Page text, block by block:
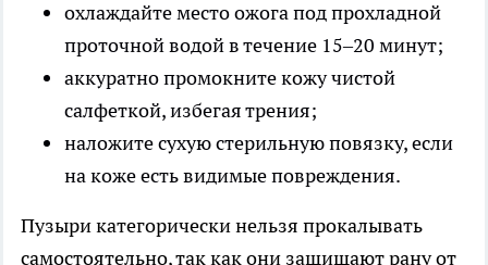
охлаждайте место ожога под прохладной
проточной водой в течение 15–20 минут;
аккуратно промокните кожу чистой
салфеткой, избегая трения;
наложите сухую стерильную повязку, если
на коже есть видимые повреждения.
Пузыри категорически нельзя прокалывать
самостоятельно, так как они защищают рану от